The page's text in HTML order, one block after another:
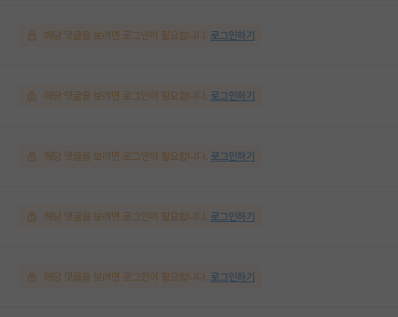
해당 댓글을 보려면 로그인이 필요합니다. 로그인하기
해당 댓글을 보려면 로그인이 필요합니다. 로그인하기
해당 댓글을 보려면 로그인이 필요합니다. 로그인하기
해당 댓글을 보려면 로그인이 필요합니다. 로그인하기
해당 댓글을 보려면 로그인이 필요합니다. 로그인하기